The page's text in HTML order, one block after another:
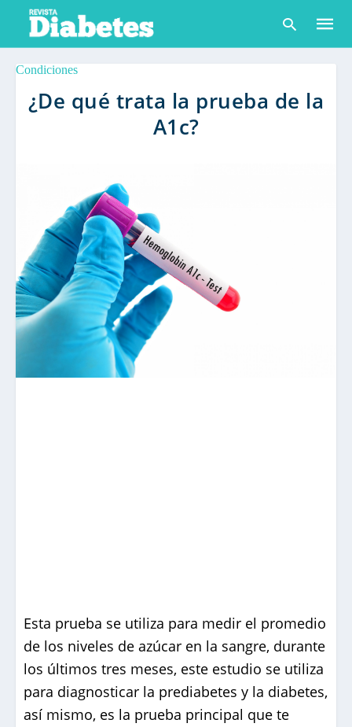
Condiciones
¿De qué trata la prueba de la
A1c?
Esta prueba se utiliza para medir el promedio
de los niveles de azúcar en la sangre, durante
los últimos tres meses, este estudio se utiliza
para diagnosticar la prediabetes y la diabetes,
así mismo, es la prueba principal que te